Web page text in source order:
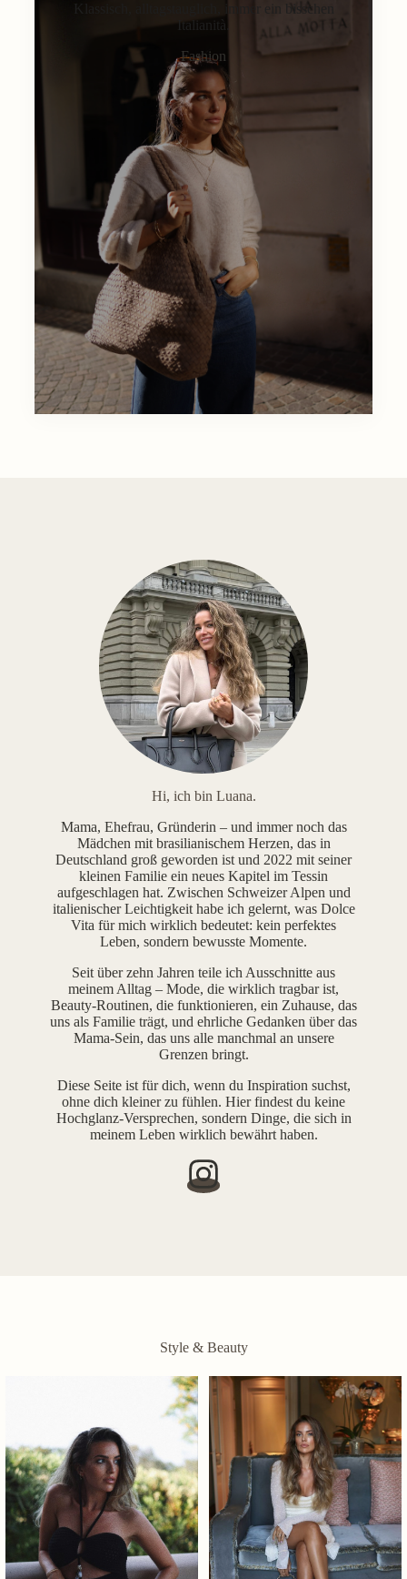
Klassisch, alltagstauglich, immer ein bisschen
Italianità.
Fashion
Hi, ich bin Luana.
Mama, Ehefrau, Gründerin – und immer noch das
Mädchen mit brasilianischem Herzen, das in
Deutschland groß geworden ist und 2022 mit seiner
kleinen Familie ein neues Kapitel im Tessin
aufgeschlagen hat. Zwischen Schweizer Alpen und
italienischer Leichtigkeit habe ich gelernt, was Dolce
Vita für mich wirklich bedeutet: kein perfektes
Leben, sondern bewusste Momente.
Seit über zehn Jahren teile ich Ausschnitte aus
meinem Alltag – Mode, die wirklich tragbar ist,
Beauty-Routinen, die funktionieren, ein Zuhause, das
uns als Familie trägt, und ehrliche Gedanken über das
Mama-Sein, das uns alle manchmal an unsere
Grenzen bringt.
Diese Seite ist für dich, wenn du Inspiration suchst,
ohne dich kleiner zu fühlen. Hier findest du keine
Hochglanz-Versprechen, sondern Dinge, die sich in
meinem Leben wirklich bewährt haben.
Style & Beauty